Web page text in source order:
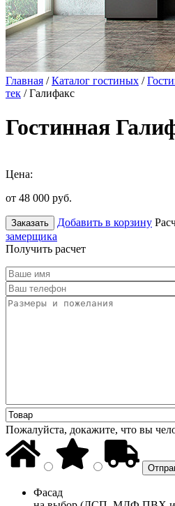
Главная /Каталог гостиных /
тек / Галифакс
Гостинная
Цена:
от 48 000 руб.
Заказать Добавить в корзину
замерщика
Получить расчет
Пожалуйста, докажите, что вы
Фасад